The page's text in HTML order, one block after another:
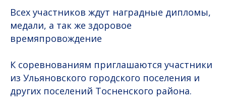
Всех участников ждут наградные дипломы,
медали, а так же здоровое
времяпровождение
К соревнованиям приглашаются участники
из Ульяновского городского поселения и
других поселений Тосненского района.